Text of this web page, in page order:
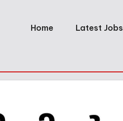
Home Latest Jobs